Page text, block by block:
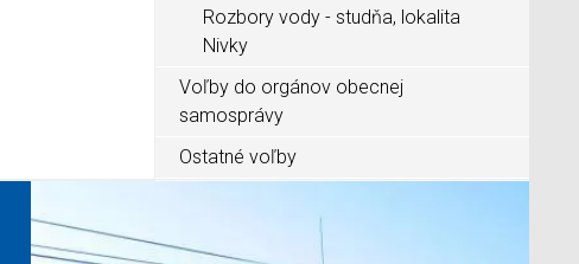
Rozbory vody - studňa, lokalita
Nivky
Voľby do orgánov obecnej
samosprávy
Ostatné voľby